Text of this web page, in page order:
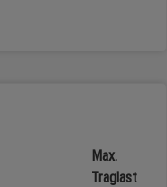
Max.
Traglast